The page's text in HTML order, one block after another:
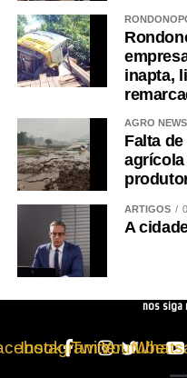
inapta,
AGRO NEWS
Falta
ARTIGOS
A
nos siga
InstagramTwitterYoutube